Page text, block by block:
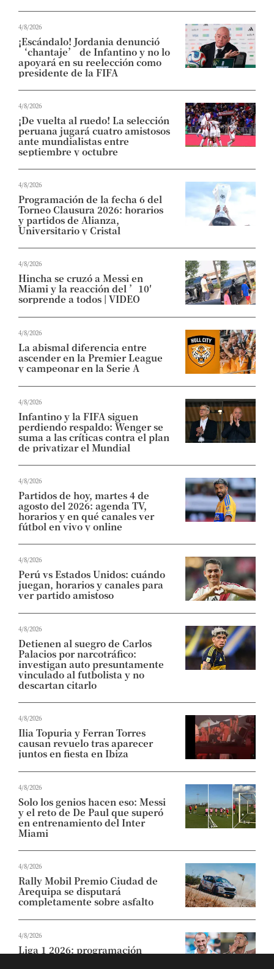
4/8/2026
¡Escándalo! Jordania denunció
‘chantaje’ de Infantino y no lo
apoyará en su reelección como
presidente de la FIFA
4/8/2026
¡De vuelta al ruedo! La selección
peruana jugará cuatro amistosos
ante mundialistas entre
septiembre y octubre
4/8/2026
Programación de la fecha 6 del
Torneo Clausura 2026: horarios
y partidos de Alianza,
Universitario y Cristal
4/8/2026
Hincha se cruzó a Messi en
Miami y la reacción del ’10′
sorprende a todos | VIDEO
4/8/2026
La abismal diferencia entre
ascender en la Premier League
y campeonar en la Serie A
4/8/2026
Infantino y la FIFA siguen
perdiendo respaldo: Wenger se
suma a las críticas contra el plan
de privatizar el Mundial
4/8/2026
Partidos de hoy, martes 4 de
agosto del 2026: agenda TV,
horarios y en qué canales ver
fútbol en vivo y online
4/8/2026
Perú vs Estados Unidos: cuándo
juegan, horarios y canales para
ver partido amistoso
4/8/2026
Detienen al suegro de Carlos
Palacios por narcotráfico:
investigan auto presuntamente
vinculado al futbolista y no
descartan citarlo
4/8/2026
Ilia Topuria y Ferran Torres
causan revuelo tras aparecer
juntos en fiesta en Ibiza
4/8/2026
Solo los genios hacen eso: Messi
y el reto de De Paul que superó
en entrenamiento del Inter
Miami
4/8/2026
Rally Mobil Premio Ciudad de
Arequipa se disputará
completamente sobre asfalto
4/8/2026
Liga 1 2026: programación